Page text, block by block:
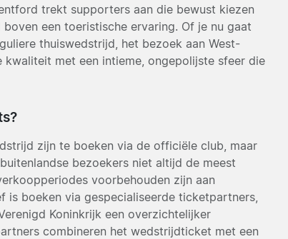
trekt supporters aan die bewust kiezen
een toeristische ervaring. Of je nu gaat
thuiswedstrijd, het bezoek aan West-
kwaliteit met een intieme, ongepolijste sfeer die
zijn te boeken via de officiële club, maar
bezoekers niet altijd de meest
voorbehouden zijn aan
is boeken via gespecialiseerde ticketpartners,
Koninkrijk een overzichtelijker
combineren het wedstrijdticket met een